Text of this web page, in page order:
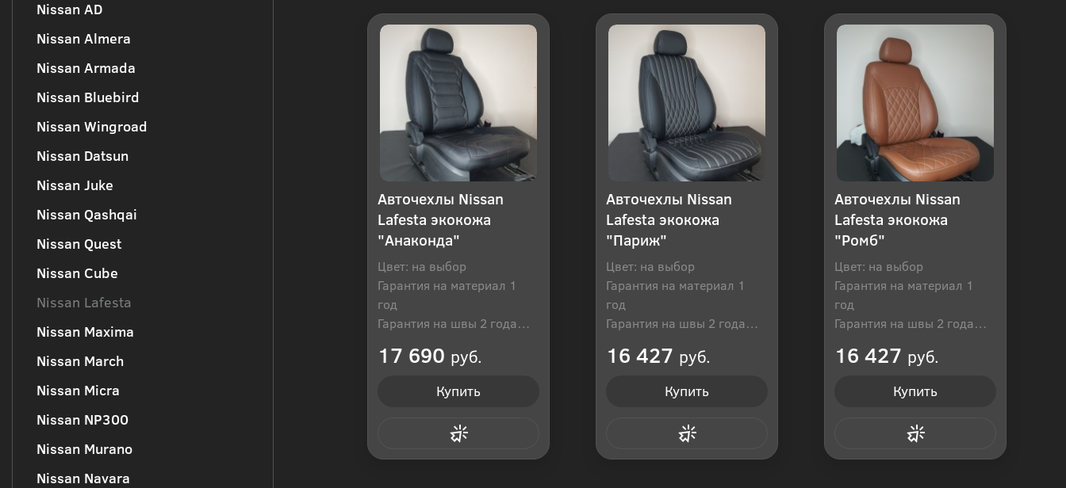
Nissan AD
Nissan Almera
Nissan Armada
Nissan Bluebird
Nissan Wingroad
Nissan Datsun
Nissan Juke
Nissan Qashqai
Nissan Quest
Nissan Cube
Nissan Lafesta
Nissan Maxima
Nissan March
Nissan Micra
Nissan NP300
Nissan Murano
Nissan Navara
Авточехлы Nissan
Lafesta экокожа
"Анаконда"
Цвет: на выбор
Гарантия на материал 1
год
Гарантия на швы 2 года
17 690 руб.
Купить
Авточехлы Nissan
Lafesta экокожа
"Париж"
Цвет: на выбор
Гарантия на материал 1
год
Гарантия на швы 2 года
16 427 руб.
Купить
Авточехлы Nissan
Lafesta экокожа
"Ромб"
Цвет: на выбор
Гарантия на материал 1
год
Гарантия на швы 2 года
16 427 руб.
Купить